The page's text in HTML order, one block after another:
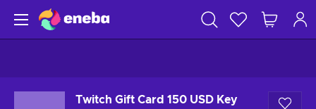
Twitch Gift Card 150 USD Key